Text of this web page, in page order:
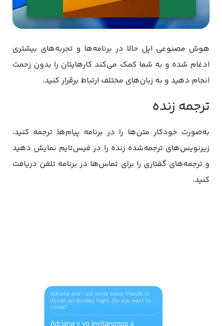
هوش مصنوعی اپل حالا در برنامه‌ها و تجربه‌های بیشتری
ادغام شده و به شما کمک می‌کند کارهایتان را بدون زحمت
انجام دهید و به زبان‌های مختلف ارتباط برقرار کنید.
ترجمه زنده
به‌صورت خودکار متن‌ها را در برنامه پیام‌ها ترجمه کنید،
زیرنویس‌های ترجمه‌شده زنده را در فیس‌تایم نمایش دهید
و ترجمه‌های گفتاری را برای تماس‌ها در برنامه تلفن دریافت
کنید.